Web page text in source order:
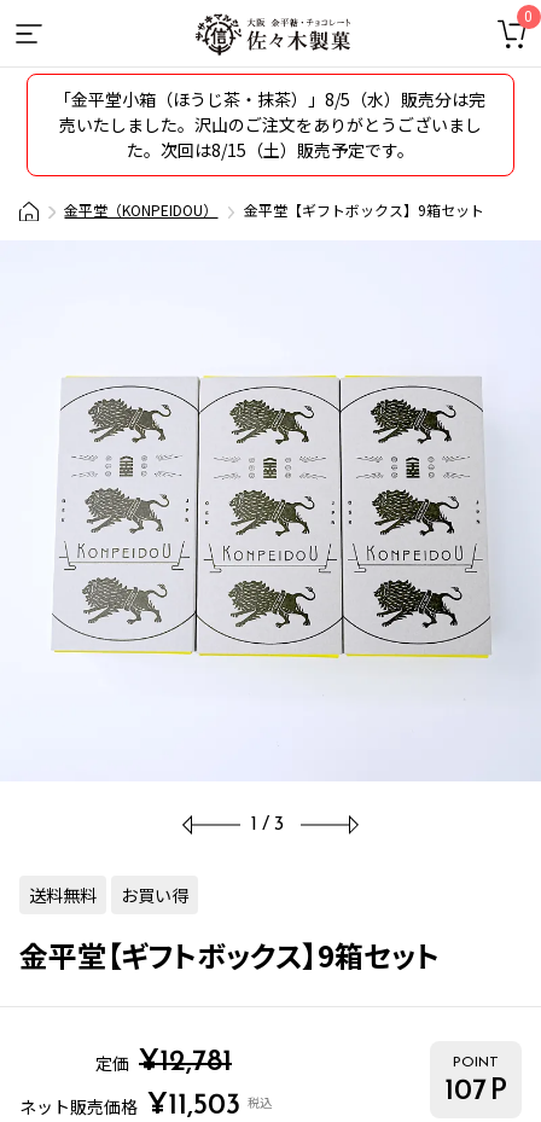
0
「金平堂小箱（ほうじ茶・抹茶）」8/5（水）販売分は完
売いたしました。沢山のご注文をありがとうございまし
た。次回は8/15（土）販売予定です。
金平堂（KONPEIDOU） 金平堂【ギフトボックス】9箱セット
1/3
送料無料 お買い得
金平堂【ギフトボックス】9箱セット
定価 ¥12,781
ネット販売価格 ¥11,503 税込
POINT
107 P